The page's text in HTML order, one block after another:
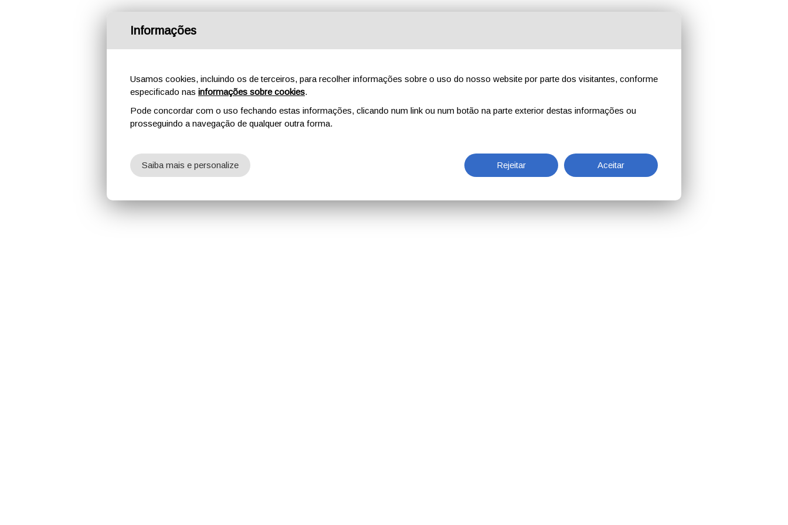
Informações
Usamos cookies, incluindo os de terceiros, para recolher informações sobre o uso do nosso website por parte dos visitantes, conforme
especificado nas informações sobre cookies.
Pode concordar com o uso fechando estas informações, clicando num link ou num botão na parte exterior destas informações ou
prosseguindo a navegação de qualquer outra forma.
Rejeitar Aceitar
Saiba mais e personalize